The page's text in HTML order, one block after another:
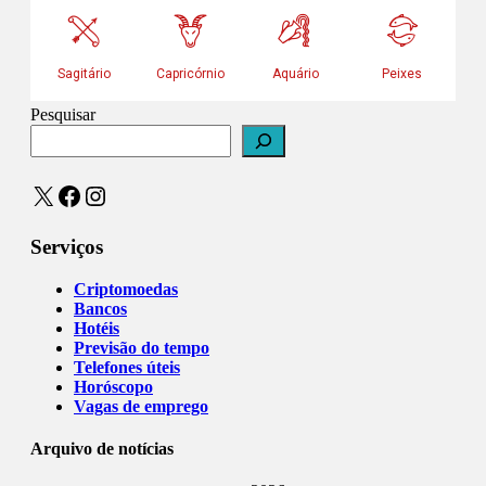
Pesquisar
X Facebook
Instagram
Serviços
Criptomoedas
Bancos
Hotéis
Previsão do tempo
Telefones úteis
Horóscopo
Vagas de emprego
Arquivo de notícias